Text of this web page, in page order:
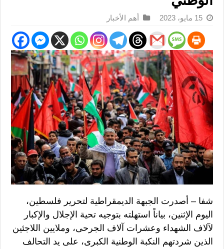
15 مايو، 2023 أهم الأخبار
شفا – أصدرت الجبهة الديمقراطية لتحرير فلسطين،
اليوم الإثنين، بياناً استهلته بتوجيه تحية الإجلال والإكبار
لآلاف الشهداء وعشرات آلاف الجرحى، وملايين اللاجئين
الذين شردتهم النكبة الوطنية الكبرى، على يد التحالف